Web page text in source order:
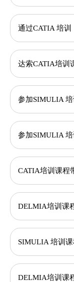
通过CATIA 培
达索CATIA培训
参加SIMULIA
参加SIMULIA
CATIA培训课程
DELMIA培训课
SIMULIA 培训
DELMIA培训课